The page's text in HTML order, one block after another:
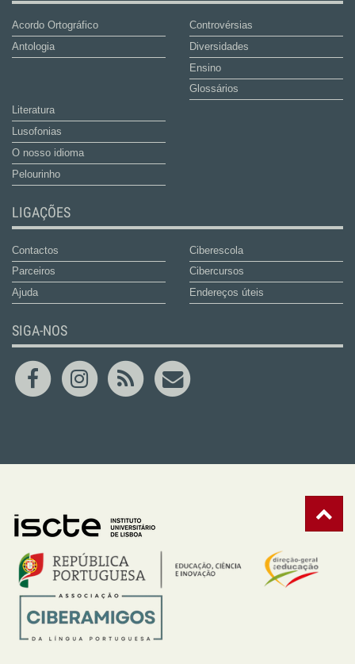
Acordo Ortográfico
Antologia
Controvérsias
Diversidades
Ensino
Glossários
Literatura
Lusofonias
O nosso idioma
Pelourinho
LIGAÇÕES
Contactos
Parceiros
Ajuda
Ciberescola
Cibercursos
Endereços úteis
SIGA-NOS